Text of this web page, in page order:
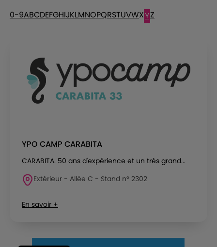
0-9ABCDEFGHIJKLMNOPQRSTUVWXYZ
YPO CAMP CARABITA
CARABITA. 50 ans d'expérience et un très grand...
Extérieur - Allée C - Stand n° 2302
En savoir +